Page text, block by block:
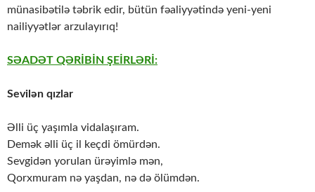
münasibətilə təbrik edir, bütün fəaliyyətində yeni-yeni
nailiyyətlər arzulayırıq!
SƏADƏT QƏRİBİN ŞEİRLƏRİ:
Sevilən qızlar
Əlli üç yaşımla vidalaşıram.
Demək əlli üç il keçdi ömürdən.
Sevgidən yorulan ürəyimlə mən,
Qorxmuram nə yaşdan, nə də ölümdən.